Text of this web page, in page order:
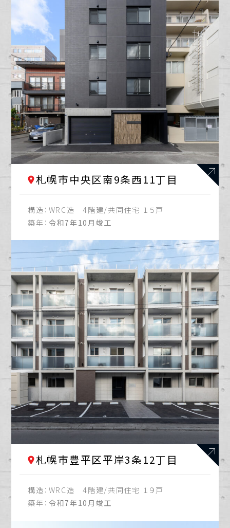
札幌市中央区南9条西11丁目
構造： WRC造 4階建/共同住宅 １５戸
築年： 令和7年10月竣工
札幌市豊平区平岸3条12丁目
構造： WRC造 4階建/共同住宅 １９戸
築年： 令和7年10月竣工